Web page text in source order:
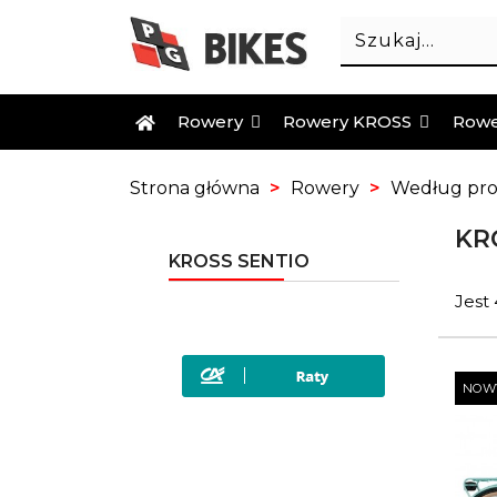
Rowery Rowery KROSS
Strona główna Rowery Według
KROSS SENTIO
Jest